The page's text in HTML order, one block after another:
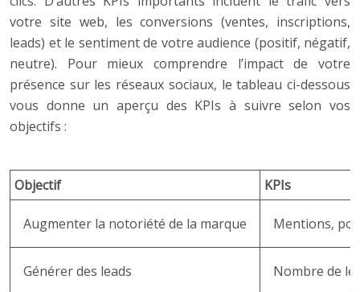
votre site web, les conversions (ventes, inscriptions,
leads) et le sentiment de votre audience (positif, négatif,
neutre). Pour mieux comprendre l’impact de votre
présence sur les réseaux sociaux, le tableau ci-dessous
vous donne un aperçu des KPIs à suivre selon vos
objectifs :
Objectif KPIs
Augmenter la notoriété de la marque Mentions,
Générer des leads Nombre de